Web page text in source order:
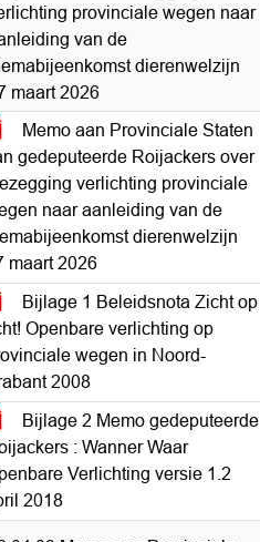
provinciale wegen naar
van de
dierenwelzijn
maart 2026
Memo aan Provinciale Staten
gedeputeerde Roijackers over
verlichting provinciale
naar aanleiding van de
dierenwelzijn
maart 2026
Bijlage 1 Beleidsnota Zicht op
Openbare verlichting op
wegen in Noord-
2008
Bijlage 2 Memo gedeputeerde
: Wanner Waar
Verlichting versie 1.2
2018